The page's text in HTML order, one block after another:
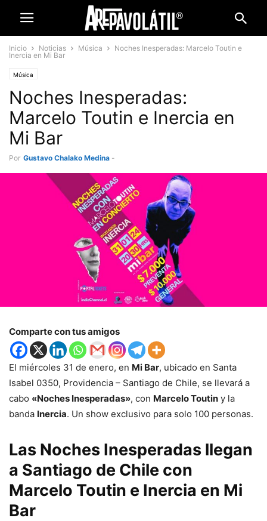
Inicio Noticias Música
Noches Inesperadas: Marcelo Toutin e
Inercia en Mi Bar
Música
Noches Inesperadas:
Marcelo Toutin e Inercia en
Mi Bar
Por Gustavo Chalako Medina -
Comparte con tus amigos
El miércoles 31 de enero, en Mi Bar, ubicado en Santa
Isabel 0350, Providencia – Santiago de Chile, se llevará a
cabo «Noches Inesperadas», con Marcelo Toutin y la
banda Inercia. Un show exclusivo para solo 100 personas.
Las Noches Inesperadas llegan
a Santiago de Chile con
Marcelo Toutin e Inercia en Mi
Bar